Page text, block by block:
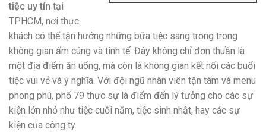
tiệc uy tín tại
TPHCM, nơi thực
khách có thể tận hưởng những bữa tiệc sang trọng trong
không gian ấm cúng và tinh tế. Đây không chỉ đơn thuần là
một địa điểm ăn uống, mà còn là không gian kết nối các buổi
tiệc vui vẻ và ý nghĩa. Với đội ngũ nhân viên tận tâm và menu
phong phú, phố 79 thực sự là điểm đến lý tưởng cho các sự
kiện lớn nhỏ như tiệc cuối năm, tiệc sinh nhật, hay các sự
kiện của công ty.